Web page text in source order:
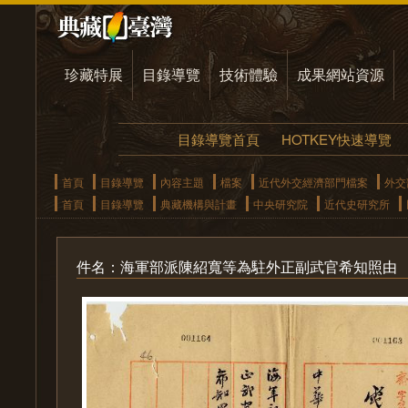
珍藏特展 目錄導覽 技術體驗 成果網站資源
目錄導覽首頁 HOTKEY快速導覽
首頁 目錄導覽 內容主題 檔案 近代外交經濟部門檔案
外
首頁
目錄導覽 典藏機構與計畫 中央研究院 近代史研究所
件名：海軍部派陳紹寬等為駐外正副武官希知照由